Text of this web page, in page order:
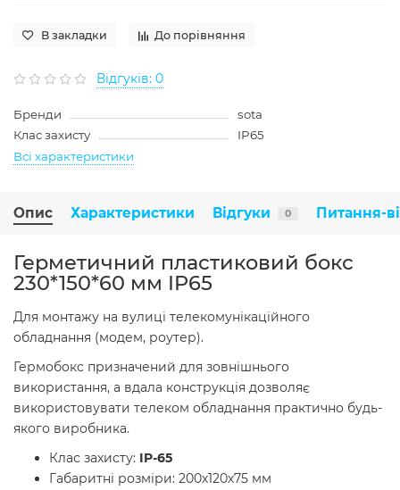
В закладки До порівняння
Відгуків: 0
Бренди
sota
Клас захисту
IP65
Всі характеристики
Опис Характеристики Відгуки 0 Питання-
Герметичний пластиковий бокс
230*150*60 мм IP65
Для монтажу на вулиці телекомунікаційного
обладнання (модем, роутер).
Гермобокс призначений для зовнішнього
використання, а вдала конструкція дозволяє
використовувати телеком обладнання практично будь-
якого виробника.
Клас захисту: IP-65
Габаритні розміри: 200х120х75 мм